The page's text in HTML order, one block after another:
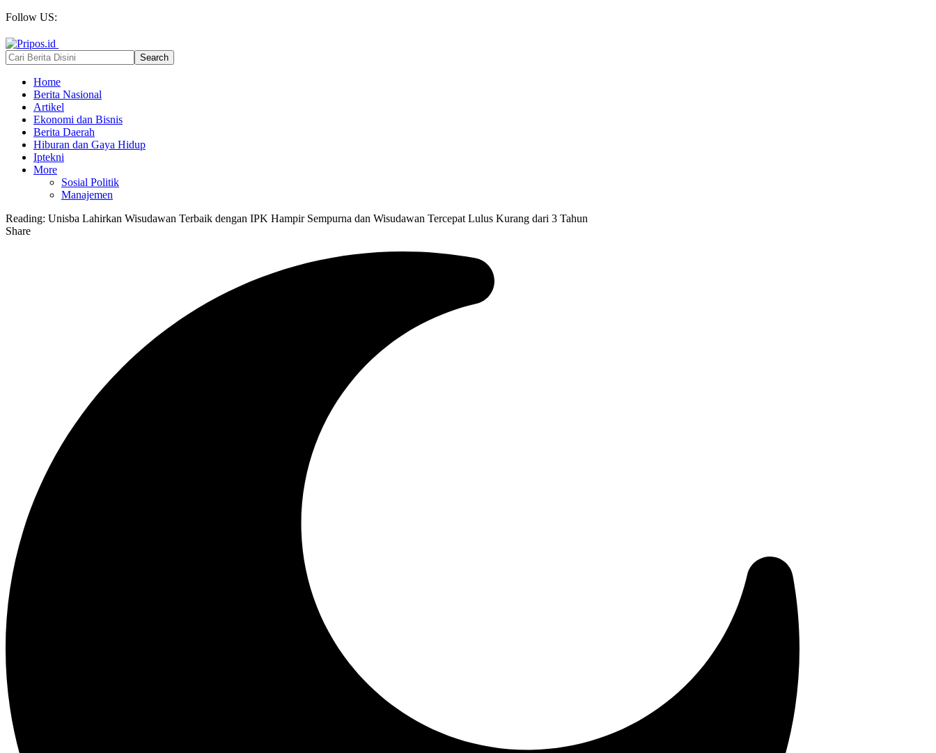
Follow US:
Home
Berita Nasional
Artikel
Ekonomi dan Bisnis
Berita Daerah
Hiburan dan Gaya Hidup
Iptekni
More
Sosial Politik
Manajemen
Reading: Unisba Lahirkan Wisudawan Terbaik dengan IPK Hampir Sempurna dan Wisudawan Tercepat Lulus Kurang dari 3 Tahun
Share